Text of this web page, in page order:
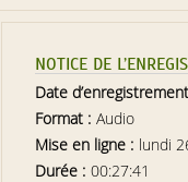
NOTICE DE
Date
Format : Audio
Mise en ligne : lundi
Durée : 00:27:41